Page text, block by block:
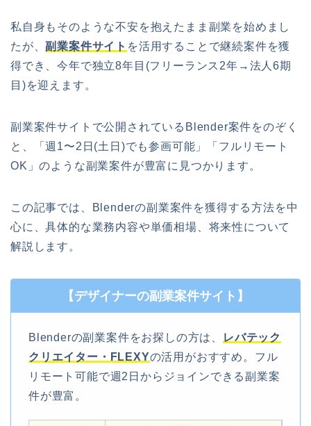
私自身もそのような不安を抱えたまま副業を始めまし
たが、副業案件サイト を活用することで継続案件を獲
得でき、今年で独立8年目(フリーランス2年→法人6期
目)を迎えます。
副業案件サイトで公開されているBlender案件をのぞく
と、「週1〜2日(土日)でも参画可能」「フルリモート
OK」のような副業案件が豊富に見つかります。
この記事では、Blenderの副業案件を獲得する方法を中
心に、具体的な業務内容や単価相場、将来性について
解説します。
【デザイナーの副業案件サイト】
Blenderの副業案件をお探しの方は、
レバテック
クリエイター・FLEXYの活用がおすすめ。フル
リモート可能で週2日からジョインできる副業案
件が豊富。